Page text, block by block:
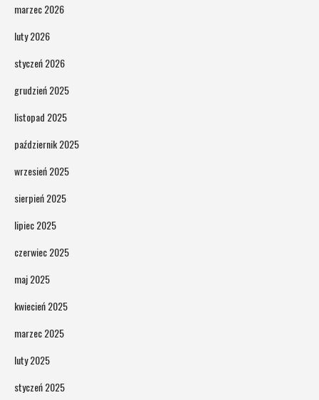
marzec 2026
luty 2026
styczeń 2026
grudzień 2025
listopad 2025
październik 2025
wrzesień 2025
sierpień 2025
lipiec 2025
czerwiec 2025
maj 2025
kwiecień 2025
marzec 2025
luty 2025
styczeń 2025